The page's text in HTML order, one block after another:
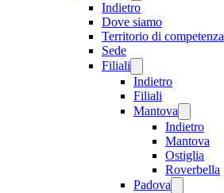
Indietro
Dove siamo
Territorio di competenza
Sede
Filiali
Indietro
Filiali
Mantova
Indietro
Mantova
Ostiglia
Roverbella
Padova